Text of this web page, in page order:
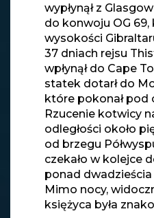
wypłynął z
do konwoju OG
wysokości
37 dniach rejsu
wpłynął do Cape
statek dotarł do
które pokonał pod
Rzucenie kotwicy
odległości około
od brzegu
czekało w kolejce
ponad
Mimo nocy,
księżyca była